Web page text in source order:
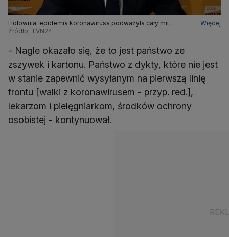
Hołownia: epidemia koronawirusa podważyła cały mit
państwa mlekiem i miodem płynącego
Więcej
Źródło: TVN24
- Nagle okazało się, że to jest państwo ze
zszywek i kartonu. Państwo z dykty, które nie jest
w stanie zapewnić wysyłanym na pierwszą linię
frontu [walki z koronawirusem - przyp. red.],
lekarzom i pielęgniarkom, środków ochrony
osobistej - kontynuował.